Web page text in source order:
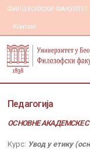
ФИЛОЗОФСКИ ФАКУЛТЕТ
Контакт
Педагогија
ОСНОВНЕ АКАДЕМСКЕ
Курс: Увод у етику